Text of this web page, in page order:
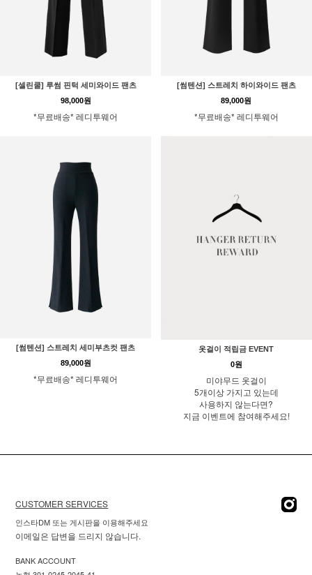
[셀린쿨] 루썸 핀턱 세미와이드 팬츠
98,000원
*무료배송* 레디투웨어
[썸텐션] 스트레치 하이와이드 팬츠
89,000원
*무료배송* 레디투웨어
[썸텐션] 스트레치 세미부츠컷 팬츠
89,000원
*무료배송* 레디투웨어
옷걸이 적립금 EVENT
0원
미야무드 옷걸이
5개이상 가지고 있는데
사용하지 않는다면?
지금 이벤트에 참여해주세요!
CUSTOMER SERVICES
인스타DM 또는 게시판을 이용해주세요
이메일은 답변을 드리지 않습니다.
BANK ACCOUNT